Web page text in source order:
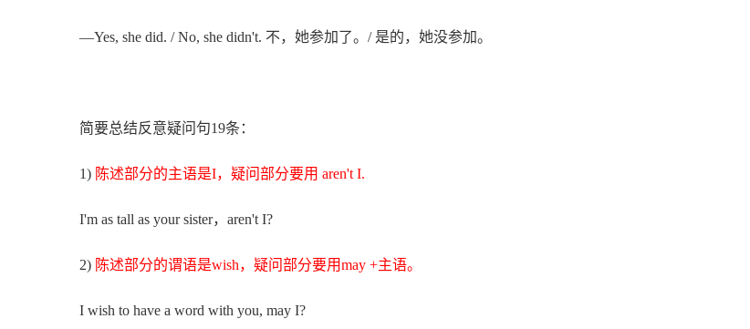
—Yes, she did. / No, she didn't. 不，她参加了。/ 是的，她没参加。
简要总结反意疑问句19条：
1) 陈述部分的主语是I，疑问部分要用 aren't I.
I'm as tall as your sister，aren't I?
2) 陈述部分的谓语是wish，疑问部分要用may +主语。
I wish to have a word with you, may I?